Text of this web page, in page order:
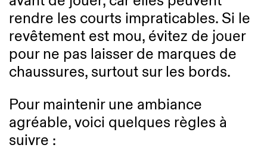
rendre les courts impraticables. Si le
revêtement est mou, évitez de jouer
pour ne pas laisser de marques de
chaussures, surtout sur les bords.
Pour maintenir une ambiance
agréable, voici quelques règles à
suivre :